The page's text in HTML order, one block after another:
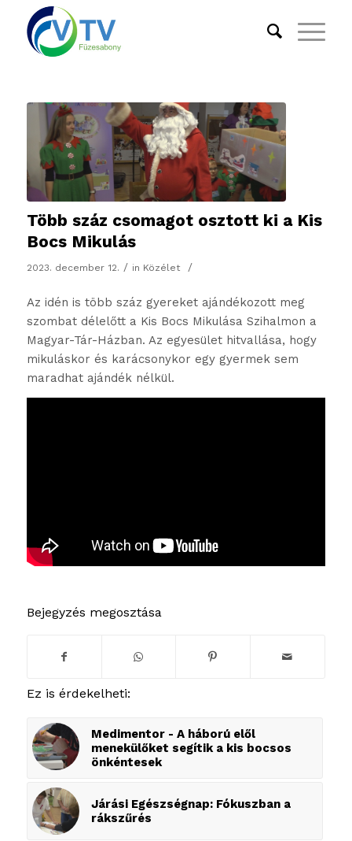
Több száz csomagot osztott ki a Kis
Bocs Mikulás
2023. december 12. / in Közélet /
Az idén is több száz gyereket ajándékozott meg
szombat délelőtt a Kis Bocs Mikulása Szihalmon a
Magyar-Tár-Házban. Az egyesület hitvallása, hogy
mikuláskor és karácsonykor egy gyermek sem
maradhat ajándék nélkül.
Bejegyzés megosztása
Ez is érdekelheti:
Medimentor - A háború elől
menekülőket segítik a kis bocsos
önkéntesek
Járási Egészségnap: Fókuszban a
rákszűrés